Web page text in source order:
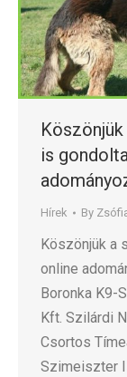
is
Hírek By
Köszönjük a
online
Boronka K9-
Kft. Szilárdi
Csortos
Szimeiszter